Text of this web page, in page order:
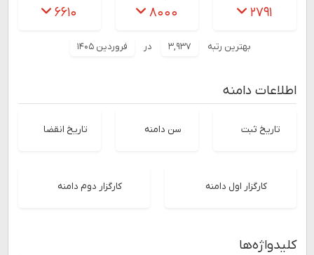
۲۷۹۱ ۸۰۰۰ ۶۶۱۰
بهترین رتبه ۳,۹۳۷ در فروردین ۱۴۰۵
اطلاعات دامنه
تاریخ ثبت سن دامنه تاریخ انقضا
کارگزار اول دامنه کارگزار دوم دامنه
کلیدواژه‌ها